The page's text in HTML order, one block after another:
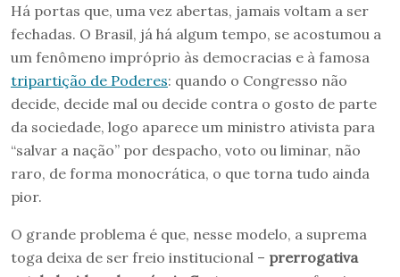
Há portas que, uma vez abertas, jamais voltam a ser
fechadas. O Brasil, já há algum tempo, se acostumou a
um fenômeno impróprio às democracias e à famosa
tripartição de Poderes: quando o Congresso não
decide, decide mal ou decide contra o gosto de parte
da sociedade, logo aparece um ministro ativista para
“salvar a nação” por despacho, voto ou liminar, não
raro, de forma monocrática, o que torna tudo ainda
pior.
O grande problema é que, nesse modelo, a suprema
toga deixa de ser freio institucional – prerrogativa